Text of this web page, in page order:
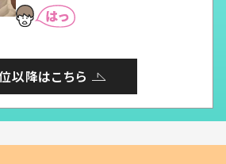
以降はこちら